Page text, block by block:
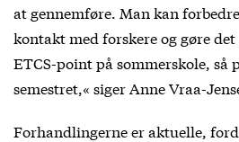
at gennemføre. Man kan
kontakt med forskere og gøre
ETCS-point på sommerskole, så
semestret,« siger Anne Vraa-
Forhandlingerne er aktuelle,